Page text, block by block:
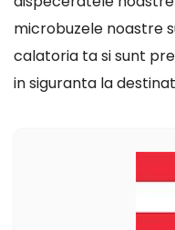
microbuzele noastre
calatoria ta si sunt
in siguranta la